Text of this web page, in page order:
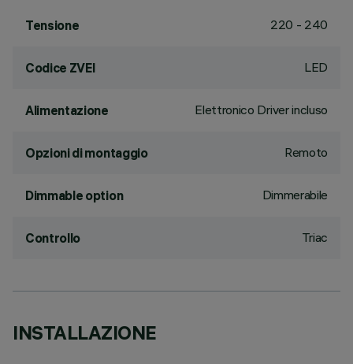
Tensione 220 - 240
Codice ZVEI LED
Alimentazione Elettronico Driver incluso
Opzioni di montaggio Remoto
Dimmable option Dimmerabile
Controllo Triac
INSTALLAZIONE